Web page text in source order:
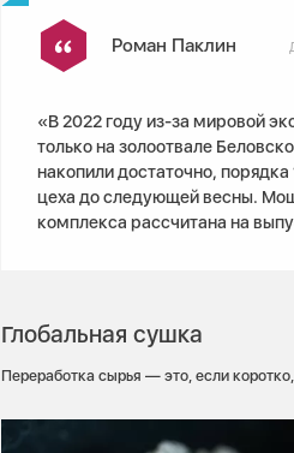
Роман Паклин
«В 2022 году из-за мировой
только на золоотвале
накопили достаточно, порядка
цеха до следующей весны.
комплекса рассчитана на
Глобальная сушка
Переработка сырья — это, если